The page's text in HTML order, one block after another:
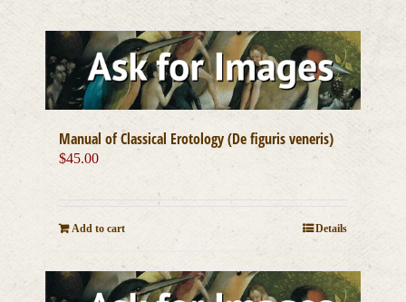
Manual of Classical Erotology (De figuris veneris)
$45.00
Add to cart Details